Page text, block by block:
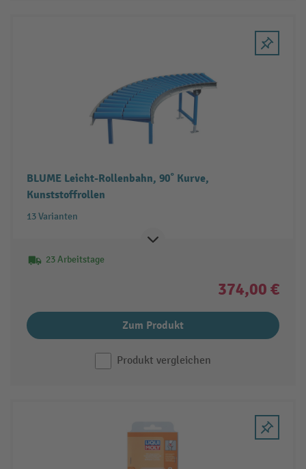
BLUME Leicht-Rollenbahn, 90˚ Kurve,
Kunststoffrollen
13 Varianten
23 Arbeitstage
374,00 €
Zum Produkt
Produkt vergleichen